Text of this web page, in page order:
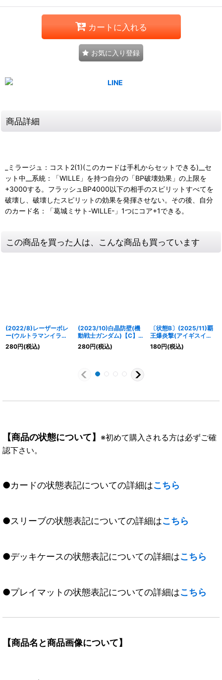
カートに入れる
お気に入り登録
商品詳細
_ミラージュ：コスト2(1)(このカードは手札からセットできる)__セ
ット中__系統：「WILLE」を持つ自分の「BP破壊効果」の上限を
+3000する。フラッシュBP4000以下の相手のスピリットすべてを
破壊し、破壊したスピリットの効果を発揮させない。その後、自分
のカード名：「葛城ミサト-WILLE-」1つにコア+1できる。
この商品を買った人は、こんな商品も買っています
(2022/8)レーザーボレ
ー(ウルトラマンイラス
ト)【C】{BS56-073}
《赤》
280円(税込)
(2023/10)白晶防壁(機
動戦士ガンダム)【C】
{BS52-RV008}《白》
280円(税込)
〔状態B〕(2025/11)覇
王爆炎撃(アイギスイラ
スト/SD70収録)【C】
{SD56-RV008}《赤》
180円(税込)
【商品の状態について】 ※初めて購入される方は必ずご確
認下さい。
●カードの状態表記についての詳細はこちら
●スリーブの状態表記についての詳細はこちら
●デッキケースの状態表記についての詳細はこちら
●プレイマットの状態表記についての詳細はこちら
【商品名と商品画像について】